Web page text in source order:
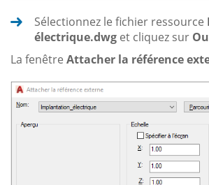
Sélectionnez le fichier ressource
électrique.dwg et cliquez sur
La fenêtre Attacher la référence